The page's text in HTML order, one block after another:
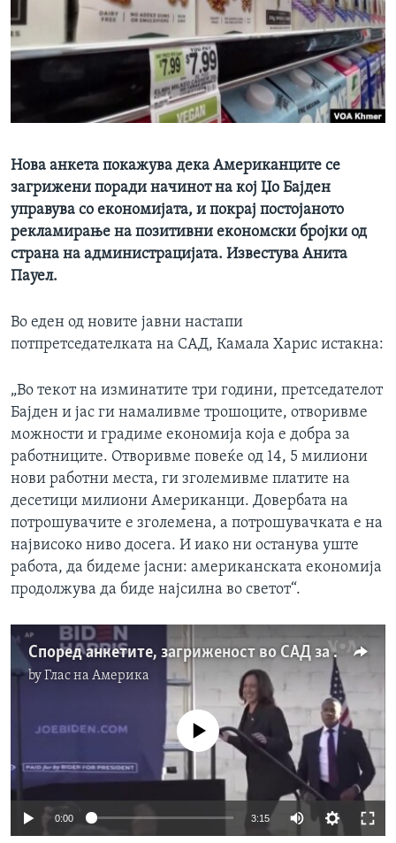
ИНТЕРВЈУА
Јазици
Нова анкета покажува дека Американците се
загрижени поради начинот на кој Џо Бајден
управува со економијата, и покрај постојаното
рекламирање на позитивни економски бројки од
страна на администрацијата. Известува Анита
Пауел.
Во еден од новите јавни настапи
потпретседателката на САД, Камала Харис истакна:
„Во текот на изминатите три години, претседателот
Бајден и јас ги намаливме трошоците, отворивме
можности и градиме економија која е добра за
работниците. Отворивме повеќе од 14, 5 милиони
нови работни места, ги зголемивме платите на
десетици милиони Американци. Довербата на
потрошувачите е зголемена, а потрошувачката е на
највисоко ниво досега. И иако ни останува уште
работа, да бидеме јасни: американската економија
продолжува да биде најсилна во светот“.
Според анкетите, загриженост во САД за домашната економија
byГлас на Америка
No media source currently available
0:00 3:15